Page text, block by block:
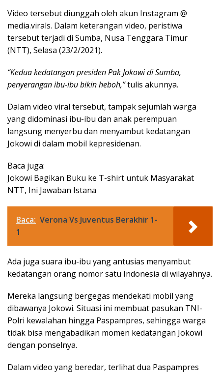
Video tersebut diunggah oleh akun Instagram @
media.virals. Dalam keterangan video, peristiwa
tersebut terjadi di Sumba, Nusa Tenggara Timur
(NTT), Selasa (23/2/2021).
“Kedua kedatangan presiden Pak Jokowi di Sumba,
penyerangan ibu-ibu bikin heboh,”tulis akunnya.
Dalam video viral tersebut, tampak sejumlah warga
yang didominasi ibu-ibu dan anak perempuan
langsung menyerbu dan menyambut kedatangan
Jokowi di dalam mobil kepresidenan.
Baca juga:
Jokowi Bagikan Buku ke T-shirt untuk Masyarakat
NTT, Ini Jawaban Istana
Baca: Verona Vs Juventus Berakhir 1-
1
Ada juga suara ibu-ibu yang antusias menyambut
kedatangan orang nomor satu Indonesia di wilayahnya.
Mereka langsung bergegas mendekati mobil yang
dibawanya Jokowi. Situasi ini membuat pasukan TNI-
Polri kewalahan hingga Paspampres, sehingga warga
tidak bisa mengabadikan momen kedatangan Jokowi
dengan ponselnya.
Dalam video yang beredar, terlihat dua Paspampres